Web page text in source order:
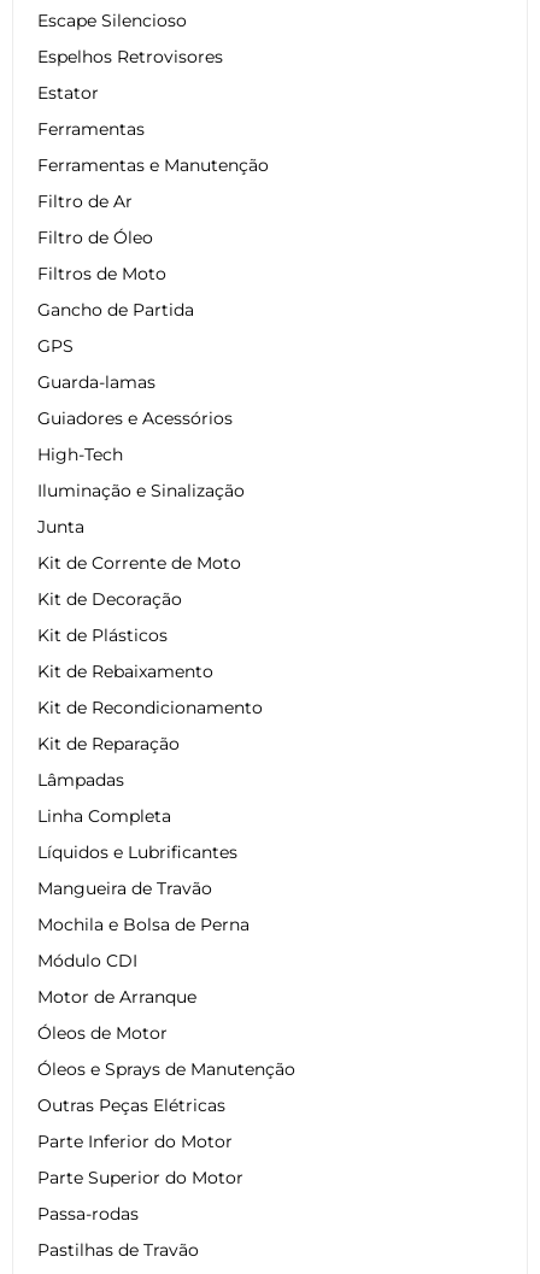
Escape Silencioso
Espelhos Retrovisores
Estator
Ferramentas
Ferramentas e Manutenção
Filtro de Ar
Filtro de Óleo
Filtros de Moto
Gancho de Partida
GPS
Guarda-lamas
Guiadores e Acessórios
High-Tech
Iluminação e Sinalização
Junta
Kit de Corrente de Moto
Kit de Decoração
Kit de Plásticos
Kit de Rebaixamento
Kit de Recondicionamento
Kit de Reparação
Lâmpadas
Linha Completa
Líquidos e Lubrificantes
Mangueira de Travão
Mochila e Bolsa de Perna
Módulo CDI
Motor de Arranque
Óleos de Motor
Óleos e Sprays de Manutenção
Outras Peças Elétricas
Parte Inferior do Motor
Parte Superior do Motor
Passa-rodas
Pastilhas de Travão